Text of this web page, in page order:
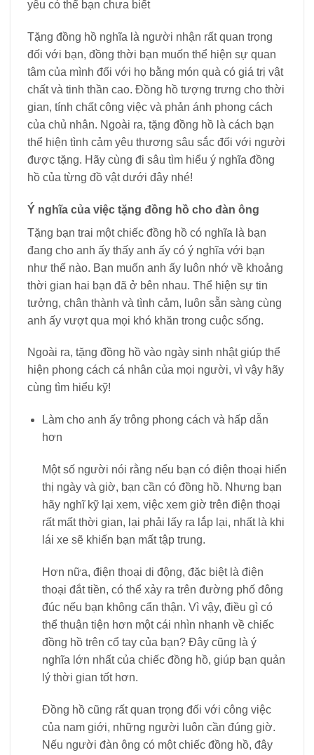
Tặng đồng hồ nghĩa là người nhận rất quan trọng
đối với bạn, đồng thời bạn muốn thể hiện sự quan
tâm của mình đối với họ bằng món quà có giá trị vật
chất và tinh thần cao. Đồng hồ tượng trưng cho thời
gian, tính chất công việc và phản ánh phong cách
của chủ nhân. Ngoài ra, tặng đồng hồ là cách bạn
thể hiện tình cảm yêu thương sâu sắc đối với người
được tặng. Hãy cùng đi sâu tìm hiểu ý nghĩa đồng
hồ của từng đồ vật dưới đây nhé!
Ý nghĩa của việc tặng đồng hồ cho đàn ông
Tặng bạn trai một chiếc đồng hồ có nghĩa là bạn
đang cho anh ấy thấy anh ấy có ý nghĩa với bạn
như thế nào. Bạn muốn anh ấy luôn nhớ về khoảng
thời gian hai bạn đã ở bên nhau. Thể hiện sự tin
tưởng, chân thành và tình cảm, luôn sẵn sàng cùng
anh ấy vượt qua mọi khó khăn trong cuộc sống.
Ngoài ra, tặng đồng hồ vào ngày sinh nhật giúp thể
hiện phong cách cá nhân của mọi người, vì vậy hãy
cùng tìm hiểu kỹ!
Làm cho anh ấy trông phong cách và hấp dẫn
hơn
Một số người nói rằng nếu bạn có điện thoại hiển
thị ngày và giờ, bạn cần có đồng hồ. Nhưng bạn
hãy nghĩ kỹ lại xem, việc xem giờ trên điện thoại
rất mất thời gian, lại phải lấy ra lắp lại, nhất là khi
lái xe sẽ khiến bạn mất tập trung.
Hơn nữa, điện thoại di động, đặc biệt là điện
thoại đắt tiền, có thể xảy ra trên đường phố đông
đúc nếu bạn không cẩn thận. Vì vậy, điều gì có
thể thuận tiện hơn một cái nhìn nhanh về chiếc
đồng hồ trên cổ tay của bạn? Đây cũng là ý
nghĩa lớn nhất của chiếc đồng hồ, giúp bạn quản
lý thời gian tốt hơn.
Đồng hồ cũng rất quan trọng đối với công việc
của nam giới, những người luôn cần đúng giờ.
Nếu người đàn ông có một chiếc đồng hồ, đây